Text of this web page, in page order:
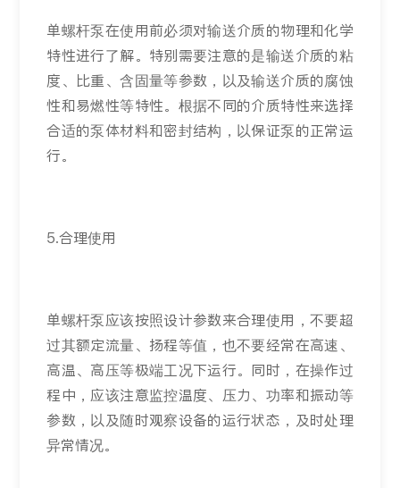
单螺杆泵在使用前必须对输送介质的物理和化学
特性进行了解。特别需要注意的是输送介质的粘
度、比重、含固量等参数，以及输送介质的腐蚀
性和易燃性等特性。根据不同的介质特性来选择
合适的泵体材料和密封结构，以保证泵的正常运
行。
5.合理使用
单螺杆泵应该按照设计参数来合理使用，不要超
过其额定流量、扬程等值，也不要经常在高速、
高温、高压等极端工况下运行。同时，在操作过
程中，应该注意监控温度、压力、功率和振动等
参数，以及随时观察设备的运行状态，及时处理
异常情况。